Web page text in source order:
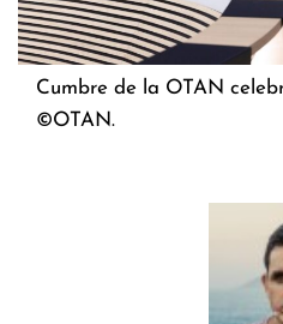
Cumbre de la OTAN
©OTAN.